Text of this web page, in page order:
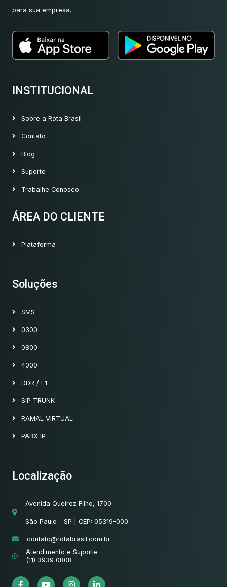
para sua empresa.
INSTITUCIONAL
Sobre a Rota Brasil
Contato
Blog
Suporte
Trabalhe Conosco
ÁREA DO CLIENTE
Plataforma
Soluções
SMS
0300
0800
4000
DDR / E1
SIP TRUNK
RAMAL VIRTUAL
PABX IP
Localização
Avenida Queiroz Filho, 1700
São Paulo - SP | CEP: 05319-000
contato@rotabrasil.com.br
Atendimento e Suporte
(11) 3939 0808